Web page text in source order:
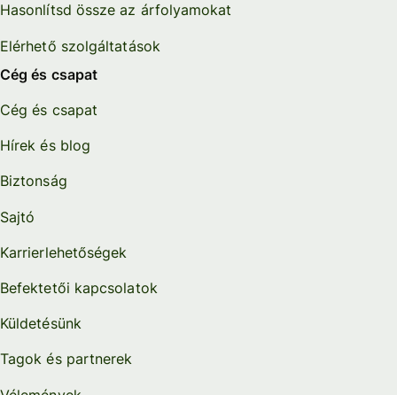
Hasonlítsd össze az árfolyamokat
Elérhető szolgáltatások
Cég és csapat
Cég és csapat
Hírek és blog
Biztonság
Sajtó
Karrierlehetőségek
Befektetői kapcsolatok
Küldetésünk
Tagok és partnerek